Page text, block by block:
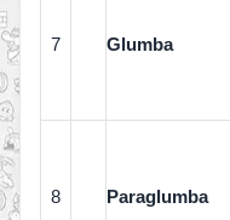
7 Glumba
8 Paraglumba